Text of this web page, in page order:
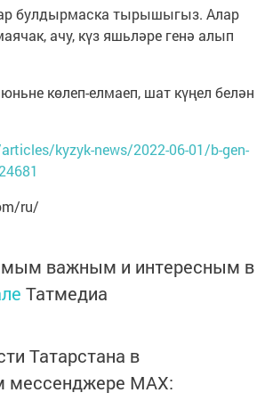
булдырмаска тырышыгыз. Алар
ачу, күз яшьләре генә алып
көлеп-елмаеп, шат күңел белән
kyzyk-news/2022-06-01/b-gen-
ru/
важным и интересным в
Татмедиа
Татарстана в
мессенджере MАХ: